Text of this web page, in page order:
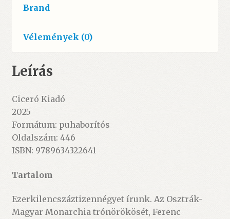
Brand
Vélemények (0)
Leírás
Ciceró Kiadó
2025
Formátum: puhaborítós
Oldalszám: 446
ISBN: 9789634322641
Tartalom
Ezerkilencszáztizennégyet írunk. Az Osztrák-
Magyar Monarchia trónörökösét, Ferenc